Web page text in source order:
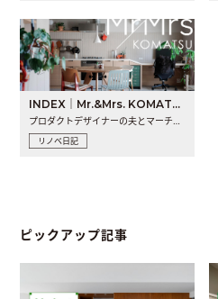
INDEX｜Mr.&Mrs. KOMATSU renovation diary
プロダクトデザイナーの夫とマーチャンダイザーの妻が、夫婦で..
リノベ日記
ピックアップ記事